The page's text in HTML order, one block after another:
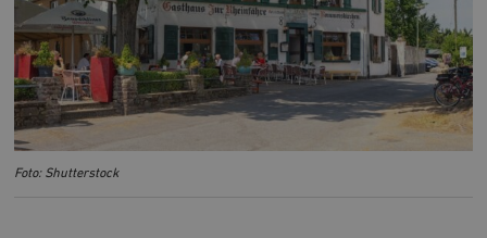
Foto: Shutterstock